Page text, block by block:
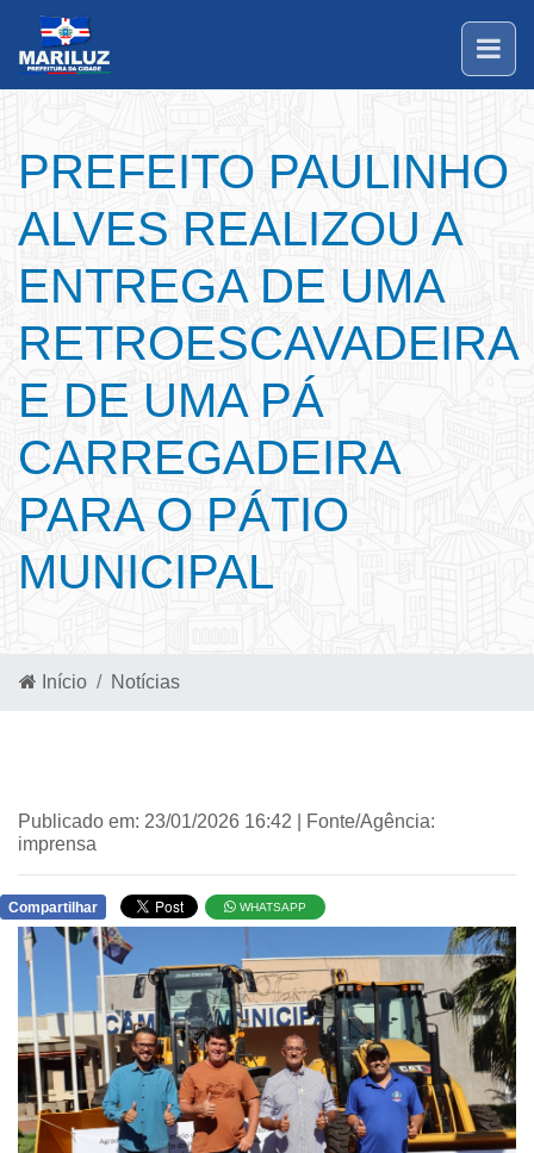
PREFEITO PAULINHO
ALVES REALIZOU A
ENTREGA DE UMA
RETROESCAVADEIRA
E DE UMA PÁ
CARREGADEIRA
PARA O PÁTIO
MUNICIPAL
Início Notícias
Publicado em: 23/01/2026 16:42 | Fonte/Agência:
imprensa
Compartilhar WHATSAPP